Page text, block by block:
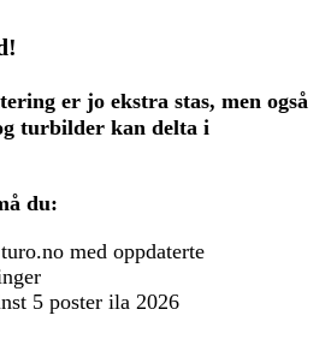
er jo ekstra stas, men også
turbilder kan delta i
du:
med oppdaterte
5 poster ila 2026